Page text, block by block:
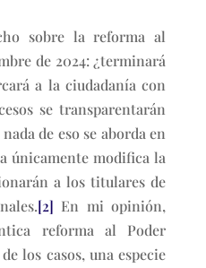
sobre la reforma al
de 2024: ¿terminará
a la ciudadanía con
se transparentarán
de eso se aborda en
únicamente modifica la
a los titulares de
[2] En mi opinión,
reforma al Poder
los casos, una especie